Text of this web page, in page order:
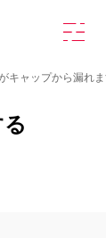
ロ
キャップから漏れ